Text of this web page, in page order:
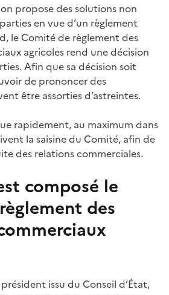
propose des solutions non
en vue d’un règlement
le Comité de règlement des
agricoles rend une décision
Afin que sa décision soit
de prononcer des
être assorties d’astreintes.
rapidement, au maximum dans
la saisine du Comité, afin de
des relations commerciales.
composé le
des
issu du Conseil d’État,